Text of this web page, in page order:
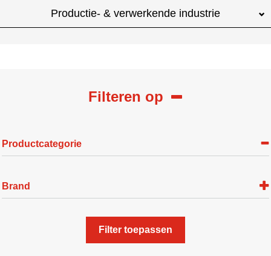
Productie- & verwerkende industrie
Filteren op
Productcategorie
Brand
Filter toepassen